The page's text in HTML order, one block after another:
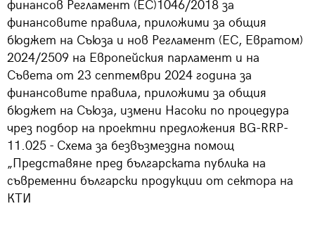
финансов Регламент (ЕС)1046/2018 за
финансовите правила, приложими за общия
бюджет на Съюза и нов Регламент (ЕС, Евратом)
2024/2509 на Европейския парламент и на
Съвета от 23 септември 2024 година за
финансовите правила, приложими за общия
бюджет на Съюза, измени Насоки по процедура
чрез подбор на проектни предложения BG-RRP-
11.025 - Схема за безвъзмездна помощ
„Представяне пред българската публика на
съвременни български продукции от сектора на
КТИ